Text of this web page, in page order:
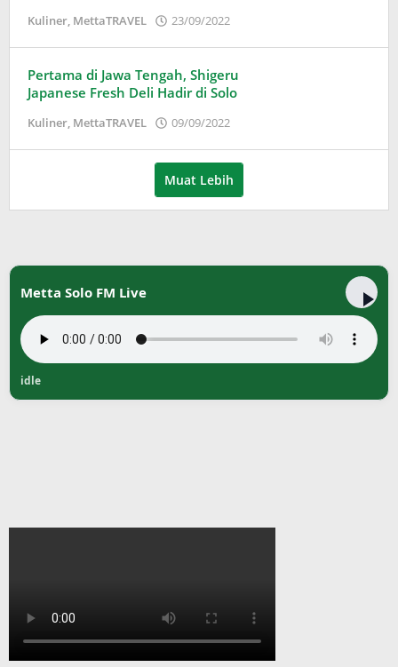
Kuliner, MettaTRAVEL 23/09/2022
Pertama di Jawa Tengah, Shigeru
Japanese Fresh Deli Hadir di Solo
Kuliner, MettaTRAVEL 09/09/2022
Muat Lebih
Metta Solo FM Live
idle